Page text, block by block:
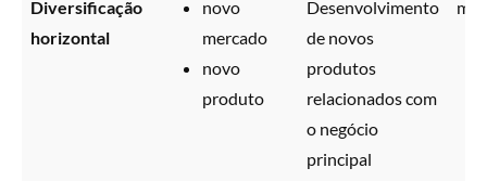
Diversificação
horizontal
novo
mercado
novo
produto
Desenvolvimento
de novos
produtos
relacionados com
o negócio
principal